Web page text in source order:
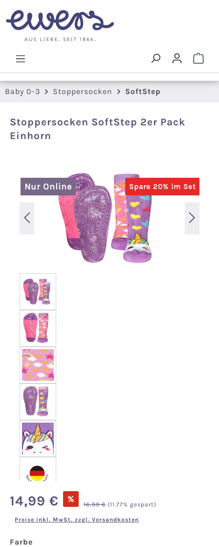
Zum Hauptinhalt springen
Baby 0-3 Stoppersocken SoftStep
Stoppersocken SoftStep 2er Pack
Einhorn
Spare 20% im Set
Nur Online
Verkaufspreis:
14,99 € % Regulärer Preis:
16,99 € (11.77% gespart)
Preise inkl. MwSt. zzgl. Versandkosten
Farbe